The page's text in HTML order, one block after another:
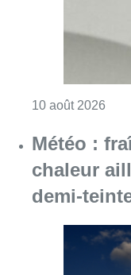
10 août 2026
Météo :
chaleur
demi-